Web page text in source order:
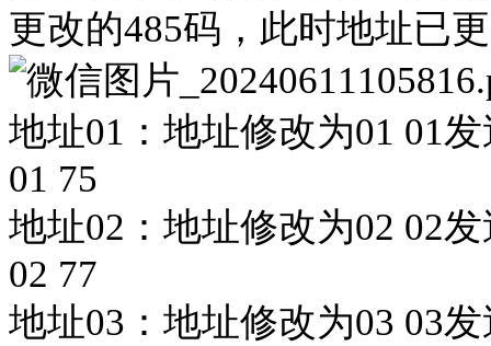
更改的485码，此时地址已
地址01：地址修改为01 01
01 75
地址02： 地址修改为02 02
02 77
地址03： 地址修改为03 03